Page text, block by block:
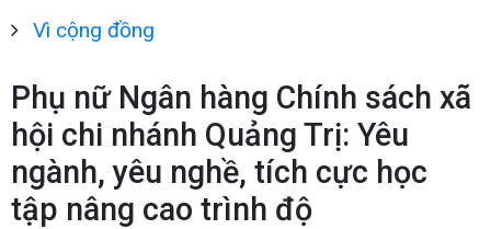
Vì cộng đồng
Phụ nữ Ngân hàng Chính sách xã
hội chi nhánh Quảng Trị: Yêu
ngành, yêu nghề, tích cực học
tập nâng cao trình độ